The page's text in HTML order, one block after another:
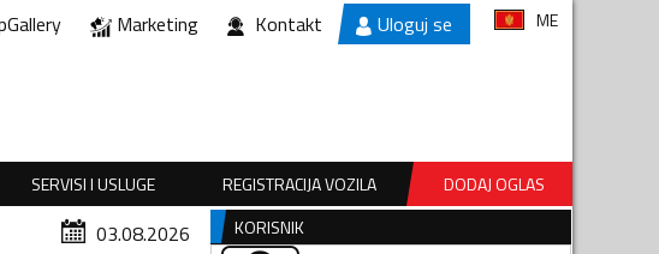
Marketing Kontakt Uloguj se ME
SERVISI I USLUGE REGISTRACIJA VOZILA
DODAJ OGLAS
03.08.2026
KORISNIK